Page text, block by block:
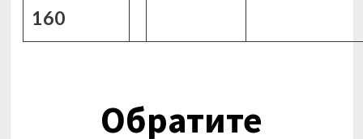
160
Обратите